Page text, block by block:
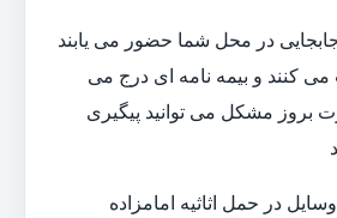
در محل شما حضور می یابند
کنند و بیمه نامه ای درج می
بروز مشکل می توانید پیگیری
وسایل در حمل اثاثیه امامزاده